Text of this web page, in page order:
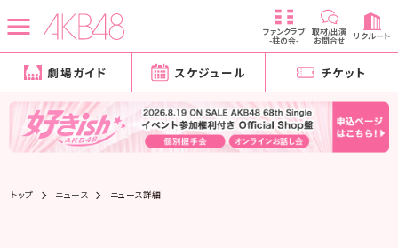
ファンクラブ
-柱の会-
取材/出演
お問合せ リクルート
劇場ガイド スケジュール チケット
トップ ニュース ニュース詳細